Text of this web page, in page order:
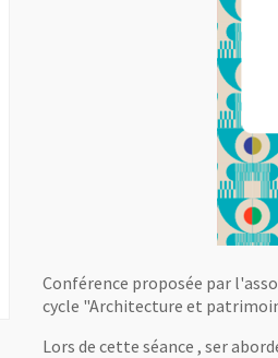
Conférence proposée par
cycle "Architecture et
Lors de cette séance , ser